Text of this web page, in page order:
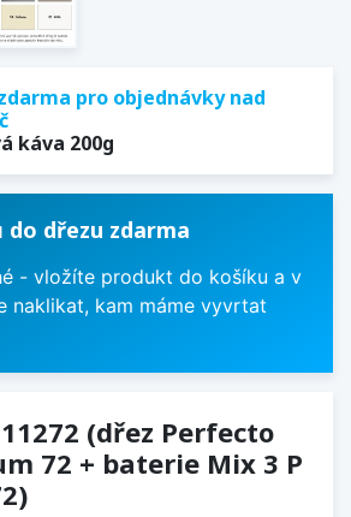
pro objednávky nad
káva 200g
dřezu zdarma
- vložíte produkt do košíku a v
naklikat, kam máme vyvrtat
(dřez Perfecto
72 + baterie Mix 3 P